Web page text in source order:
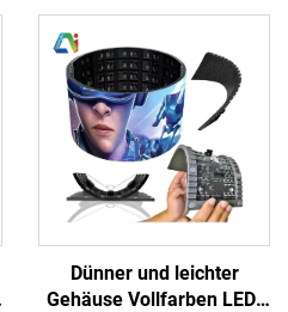
P3 P4 LED Digitale
Anzeigetafel Innendienst
Außendienst Neues
Design
Dünner und leichter
Gehäuse Vollfarben LED-